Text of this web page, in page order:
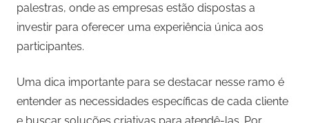
palestras, onde as empresas estão dispostas a
investir para oferecer uma experiência única aos
participantes.
Uma dica importante para se destacar nesse ramo é
entender as necessidades específicas de cada cliente